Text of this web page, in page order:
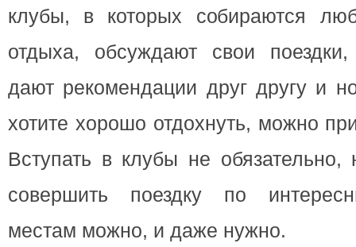
клубы, в которых собираются
отдыха, обсуждают свои
дают рекомендации друг другу и
хотите хорошо отдохнуть, можно
Вступать в клубы не
совершить поездку по
местам можно, и даже нужно.